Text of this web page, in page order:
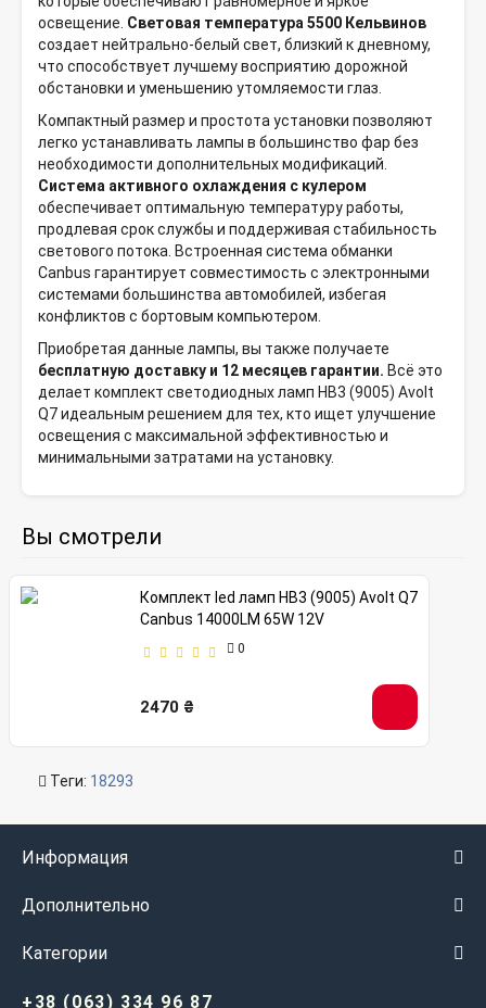
освещение. Световая температура 5500 Кельвинов
создает нейтрально-белый свет, близкий к дневному,
что способствует лучшему восприятию дорожной
обстановки и уменьшению утомляемости глаз.
Компактный размер и простота установки позволяют
легко устанавливать лампы в большинство фар без
необходимости дополнительных модификаций.
Система активного охлаждения с кулером
обеспечивает оптимальную температуру работы,
продлевая срок службы и поддерживая стабильность
светового потока. Встроенная система обманки
Canbus гарантирует совместимость с электронными
системами большинства автомобилей, избегая
конфликтов с бортовым компьютером.
Приобретая данные лампы, вы также получаете
бесплатную доставку и 12 месяцев гарантии. Всё это
делает комплект светодиодных ламп HB3 (9005) Avolt
Q7 идеальным решением для тех, кто ищет улучшение
освещения с максимальной эффективностью и
минимальными затратами на установку.
Вы смотрели
Комплект led ламп HB3 (9005) Avolt Q7
Canbus 14000LM 65W 12V
0
2470 ₴
Теги: 18293
Информация
Дополнительно
Категории
+38 (063) 334 96 87